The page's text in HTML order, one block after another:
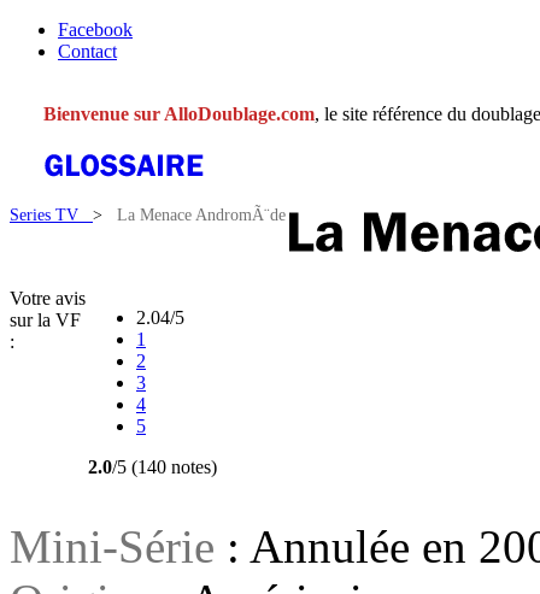
Facebook
Contact
Bienvenue sur AlloDoublage.com, le site référence du
Series TV > La Menace AndromÃ¨de
Votre avis
sur la VF
:
2.04/5
1
2
3
4
5
2.0/5 (140 notes)
Mini-Série : Annulée en